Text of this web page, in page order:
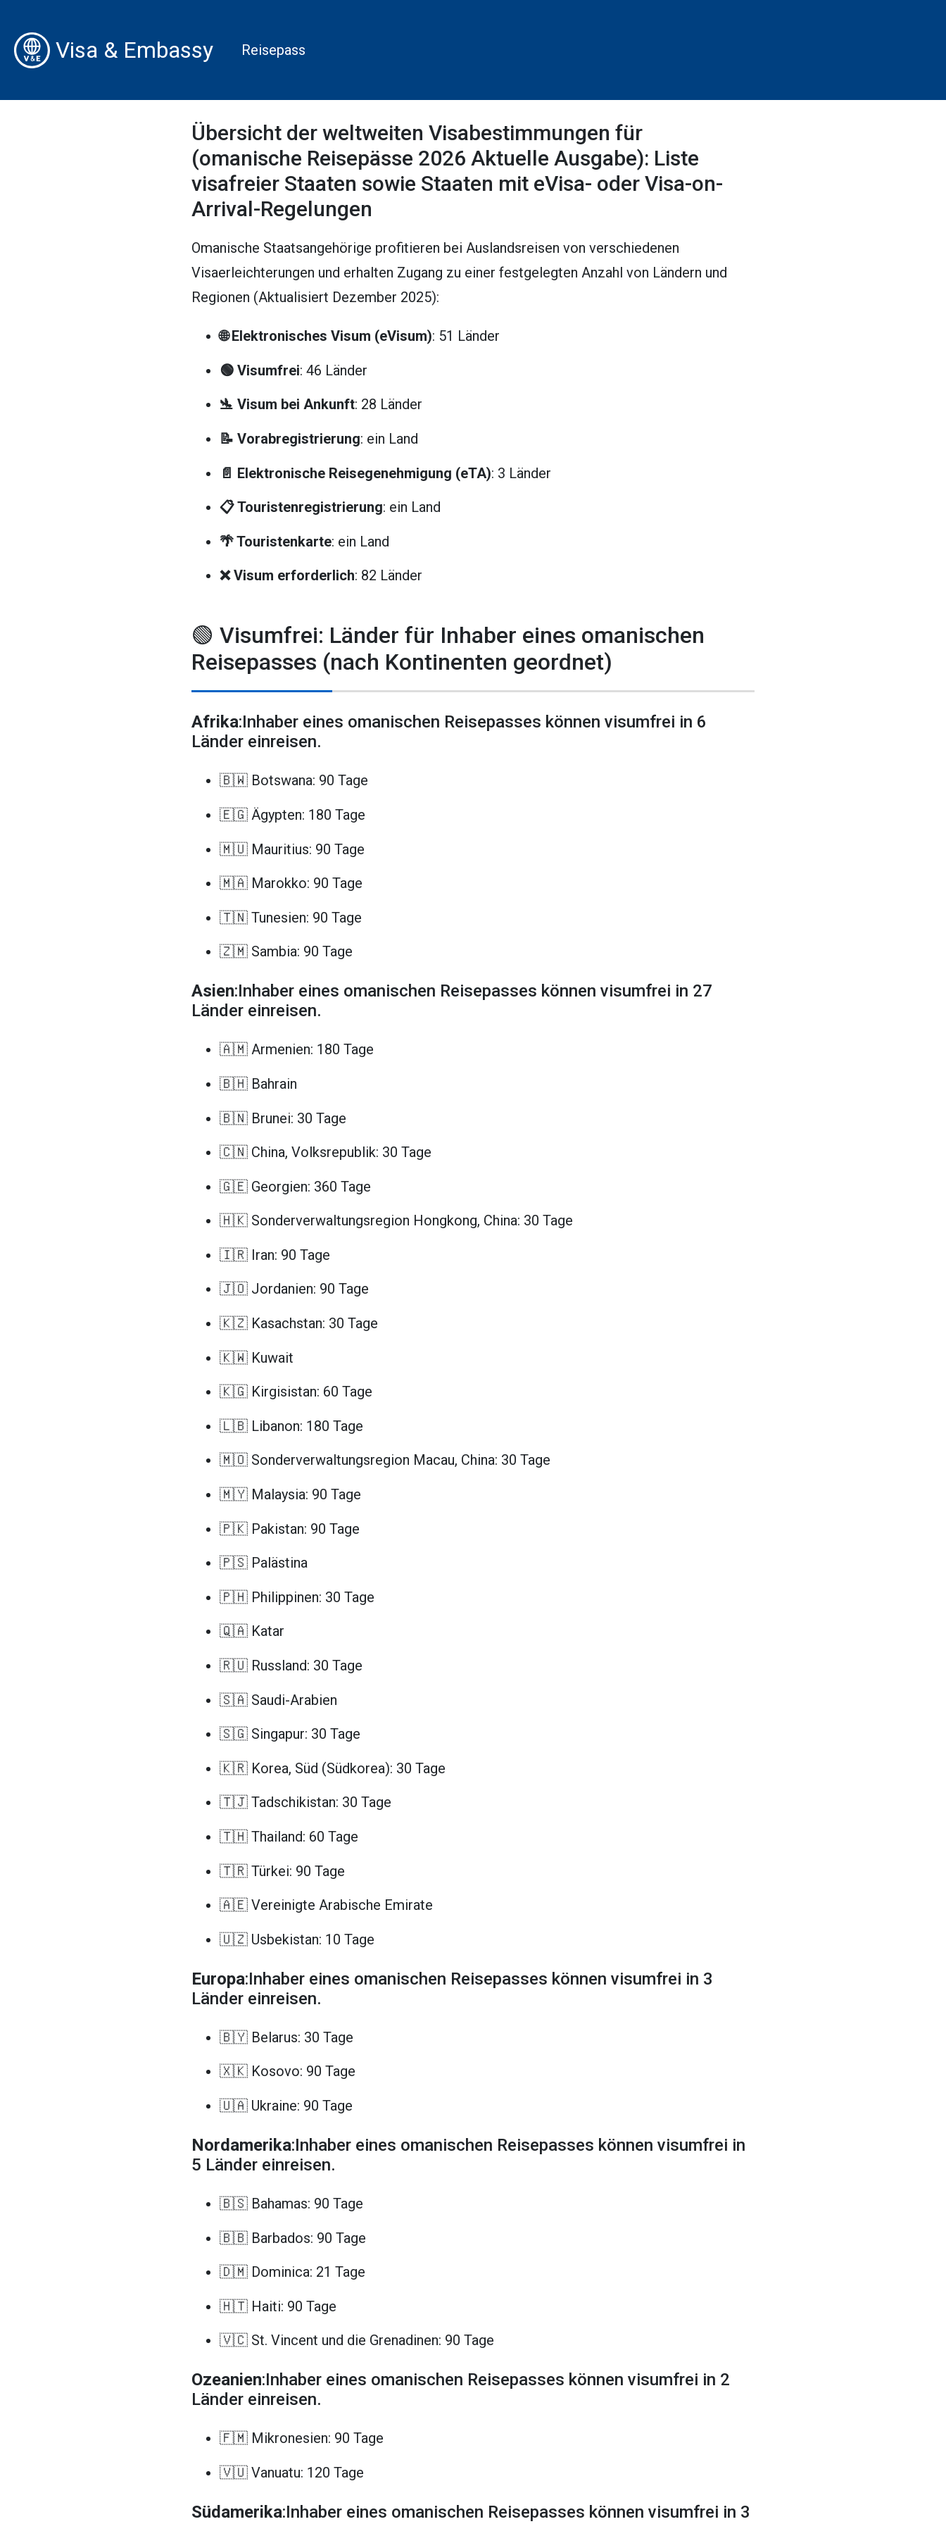
Visa & Embassy Reisepass
Übersicht der weltweiten Visabestimmungen für
(omanische Reisepässe 2026 Aktuelle Ausgabe): Liste
visafreier Staaten sowie Staaten mit eVisa- oder Visa-on-
Arrival-Regelungen
Omanische Staatsangehörige profitieren bei Auslandsreisen von verschiedenen
Visaerleichterungen und erhalten Zugang zu einer festgelegten Anzahl von Ländern und
Regionen (Aktualisiert Dezember 2025):
🌐 Elektronisches Visum (eVisum): 51 Länder
🟢 Visumfrei: 46 Länder
🛬 Visum bei Ankunft: 28 Länder
📝 Vorabregistrierung: ein Land
📄 Elektronische Reisegenehmigung (eTA): 3 Länder
📋 Touristenregistrierung: ein Land
🌴 Touristenkarte: ein Land
❌ Visum erforderlich: 82 Länder
🟢 Visumfrei: Länder für Inhaber eines omanischen
Reisepasses (nach Kontinenten geordnet)
Afrika:Inhaber eines omanischen Reisepasses können visumfrei in 6
Länder einreisen.
🇧🇼 Botswana: 90 Tage
🇪🇬 Ägypten: 180 Tage
🇲🇺 Mauritius: 90 Tage
🇲🇦 Marokko: 90 Tage
🇹🇳 Tunesien: 90 Tage
🇿🇲 Sambia: 90 Tage
Asien:Inhaber eines omanischen Reisepasses können visumfrei in 27
Länder einreisen.
🇦🇲 Armenien: 180 Tage
🇧🇭 Bahrain
🇧🇳 Brunei: 30 Tage
🇨🇳 China, Volksrepublik: 30 Tage
🇬🇪 Georgien: 360 Tage
🇭🇰 Sonderverwaltungsregion Hongkong, China: 30 Tage
🇮🇷 Iran: 90 Tage
🇯🇴 Jordanien: 90 Tage
🇰🇿 Kasachstan: 30 Tage
🇰🇼 Kuwait
🇰🇬 Kirgisistan: 60 Tage
🇱🇧 Libanon: 180 Tage
🇲🇴 Sonderverwaltungsregion Macau, China: 30 Tage
🇲🇾 Malaysia: 90 Tage
🇵🇰 Pakistan: 90 Tage
🇵🇸 Palästina
🇵🇭 Philippinen: 30 Tage
🇶🇦 Katar
🇷🇺 Russland: 30 Tage
🇸🇦 Saudi-Arabien
🇸🇬 Singapur: 30 Tage
🇰🇷 Korea, Süd (Südkorea): 30 Tage
🇹🇯 Tadschikistan: 30 Tage
🇹🇭 Thailand: 60 Tage
🇹🇷 Türkei: 90 Tage
🇦🇪 Vereinigte Arabische Emirate
🇺🇿 Usbekistan: 10 Tage
Europa:Inhaber eines omanischen Reisepasses können visumfrei in 3
Länder einreisen.
🇧🇾 Belarus: 30 Tage
🇽🇰 Kosovo: 90 Tage
🇺🇦 Ukraine: 90 Tage
Nordamerika:Inhaber eines omanischen Reisepasses können visumfrei in
5 Länder einreisen.
🇧🇸 Bahamas: 90 Tage
🇧🇧 Barbados: 90 Tage
🇩🇲 Dominica: 21 Tage
🇭🇹 Haiti: 90 Tage
🇻🇨 St. Vincent und die Grenadinen: 90 Tage
Ozeanien:Inhaber eines omanischen Reisepasses können visumfrei in 2
Länder einreisen.
🇫🇲 Mikronesien: 90 Tage
🇻🇺 Vanuatu: 120 Tage
Südamerika:Inhaber eines omanischen Reisepasses können visumfrei in 3